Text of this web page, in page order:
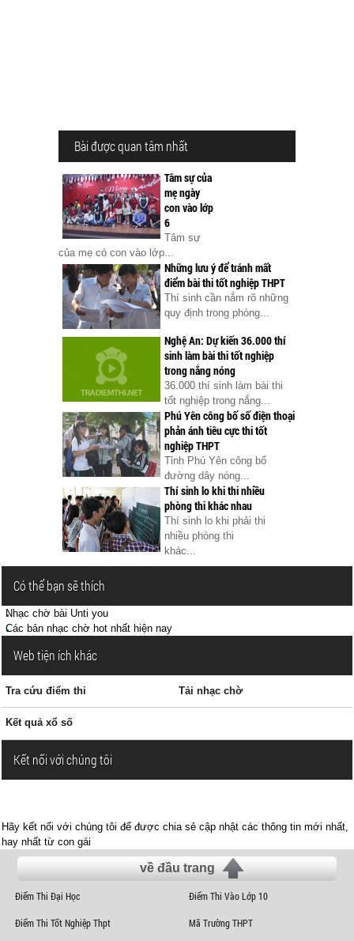
Bài được quan tâm nhất
Tâm sự của
mẹ ngày
con vào lớp
6
Tâm sự
của mẹ có con vào lớp...
Những lưu ý để tránh mất
điểm bài thi tốt nghiệp THPT
Thí sinh cần nắm rõ những
quy định trong phòng...
Nghệ An: Dự kiến 36.000 thí
sinh làm bài thi tốt nghiệp
trong nắng nóng
36.000 thí sinh làm bài thi
tốt nghiệp trong nắng...
Phú Yên công bố số điện thoại
phản ánh tiêu cực thi tốt
nghiệp THPT
Tỉnh Phú Yên công bố
đường dây nóng...
Thí sinh lo khi thi nhiều
phòng thi khác nhau
Thí sinh lo khi phải thi
nhiều phòng thi
khác...
Có thể bạn sẽ thích
Nhạc chờ bài Unti you
Các bản nhạc chờ hot nhất hiện nay
Web tiện ích khác
Tra cứu điểm thi Tải nhạc chờ
Kết quả xổ số
Kết nối với chúng tôi
Hãy kết nối với chúng tôi để được chia sẻ cập nhật các thông tin mới nhất,
hay nhất từ con gái
về đầu trang
Điểm Thi Đại Học Điểm Thi Vào Lớp 10
Điểm Thi Tốt Nghiệp Thpt Mã Trường THPT